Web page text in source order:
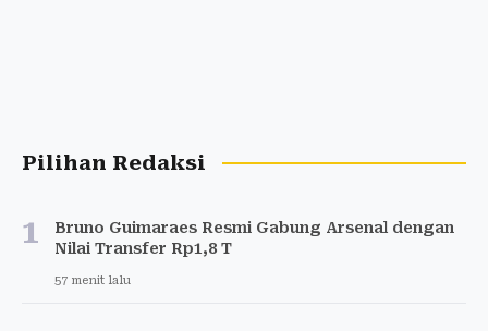
Pilihan Redaksi
1
Bruno Guimaraes Resmi Gabung Arsenal dengan
Nilai Transfer Rp1,8 T
57 menit lalu